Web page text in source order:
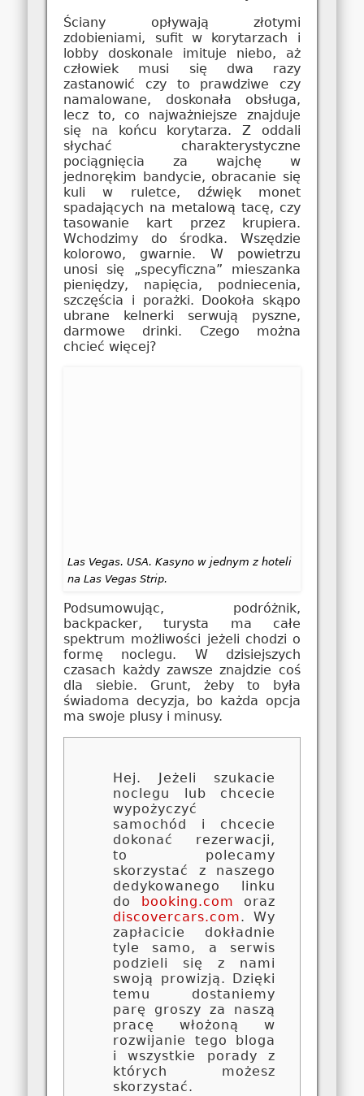
Ściany opływają złotymi
zdobieniami, sufit w korytarzach i
lobby doskonale imituje niebo, aż
człowiek musi się dwa razy
zastanowić czy to prawdziwe czy
namalowane, doskonała obsługa,
lecz to, co najważniejsze znajduje
się na końcu korytarza. Z oddali
słychać charakterystyczne
pociągnięcia za wajchę w
jednorękim bandycie, obracanie się
kuli w ruletce, dźwięk monet
spadających na metalową tacę, czy
tasowanie kart przez krupiera.
Wchodzimy do środka. Wszędzie
kolorowo, gwarnie. W powietrzu
unosi się „specyficzna” mieszanka
pieniędzy, napięcia, podniecenia,
szczęścia i porażki. Dookoła skąpo
ubrane kelnerki serwują pyszne,
darmowe drinki. Czego można
chcieć więcej?
Las Vegas. USA. Kasyno w jednym z hoteli
na Las Vegas Strip.
Podsumowując, podróżnik,
backpacker, turysta ma całe
spektrum możliwości jeżeli chodzi o
formę noclegu. W dzisiejszych
czasach każdy zawsze znajdzie coś
dla siebie. Grunt, żeby to była
świadoma decyzja, bo każda opcja
ma swoje plusy i minusy.
Hej. Jeżeli szukacie
noclegu lub chcecie
wypożyczyć
samochód i chcecie
dokonać rezerwacji,
to polecamy
skorzystać z naszego
dedykowanego linku
do booking.com oraz
discovercars.com. Wy
zapłacicie dokładnie
tyle samo, a serwis
podzieli się z nami
swoją prowizją. Dzięki
temu dostaniemy
parę groszy za naszą
pracę włożoną w
rozwijanie tego bloga
i wszystkie porady z
których możesz
skorzystać.